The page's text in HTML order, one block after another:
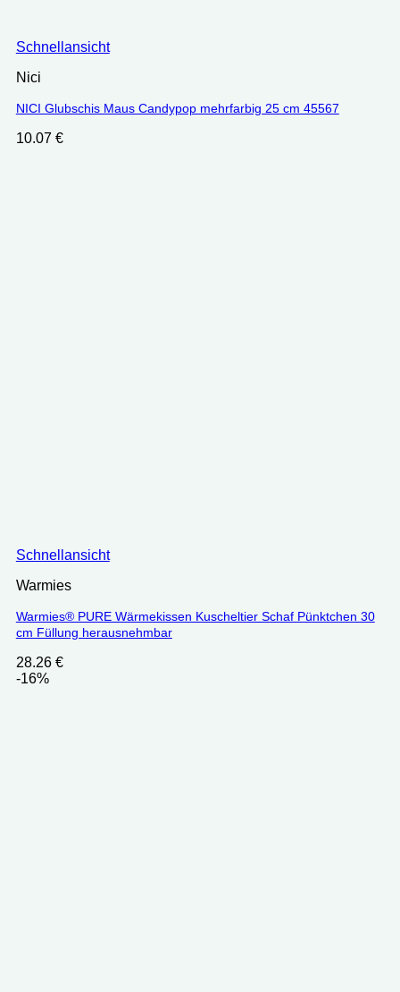
Schnellansicht
Nici
NICI Glubschis Maus Candypop mehrfarbig 25 cm 45567
10.07 €
Schnellansicht
Warmies
Warmies® PURE Wärmekissen Kuscheltier Schaf Pünktchen 30
cm Füllung herausnehmbar
28.26 €
-16%